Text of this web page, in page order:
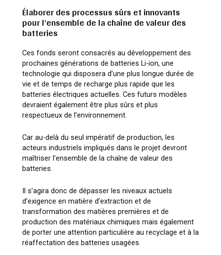
Élaborer des processus sûrs et innovants
pour l’ensemble de la chaîne de valeur des
batteries
Ces fonds seront consacrés au développement des
prochaines générations de batteries Li-ion, une
technologie qui disposera d’une plus longue durée de
vie et de temps de recharge plus rapide que les
batteries électriques actuelles. Ces futurs modèles
devraient également être plus sûrs et plus
respectueux de l’environnement.
Car au-delà du seul impératif de production, les
acteurs industriels impliqués dans le projet devront
maîtriser l’ensemble de la chaîne de valeur des
batteries.
Il s’agira donc de dépasser les niveaux actuels
d’exigence en matière d’extraction et de
transformation des matières premières et de
production des matériaux chimiques mais également
de porter une attention particulière au recyclage et à la
réaffectation des batteries usagées.